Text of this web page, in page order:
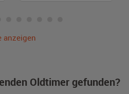
anzeigen
Oldtimer gefunden?